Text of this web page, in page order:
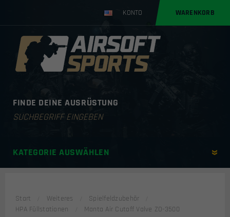
KONTO WARENKORB
FINDE DEINE AUSRÜSTUNG
Products
KATEGORIE AUSWÄHLEN
Start Weiteres
Spielfeldzubehör
HPA Füllstationen
Manta Air Cutoff Valve ZO-3500